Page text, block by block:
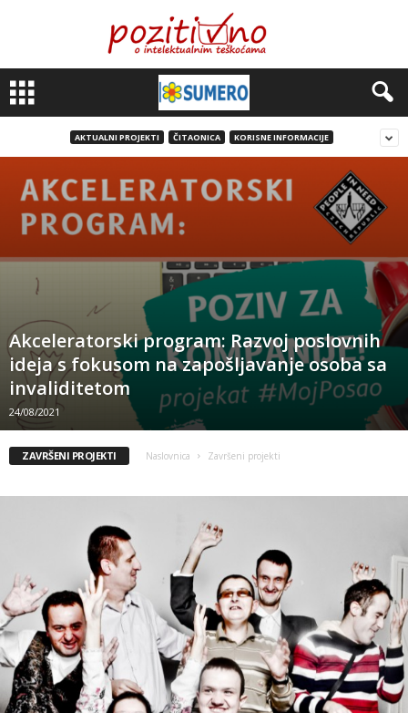
AKTUALNI PROJEKTI ČITAONICA KORISNE INFORMACIJE
Akceleratorski program: Razvoj poslovnih
ideja s fokusom na zapošljavanje osoba sa
invaliditetom
24/08/2021
ZAVRŠENI PROJEKTI Naslovnica Završeni projekti